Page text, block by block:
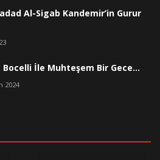
Al-Sigab Kandemir’in Gurur
Bocelli İle Muhteşem Bir Gece…
2024